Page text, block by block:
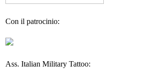
Con il patrocinio:
Ass. Italian Military Tattoo: